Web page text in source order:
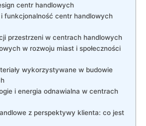
centr handlowych
funkcjonalność centr handlowych
przestrzeni w centrach handlowych
w rozwoju miast i społeczności
wykorzystywane ‌w budowie
i energia odnawialna w⁤ centrach
z perspektywy klienta: co jest